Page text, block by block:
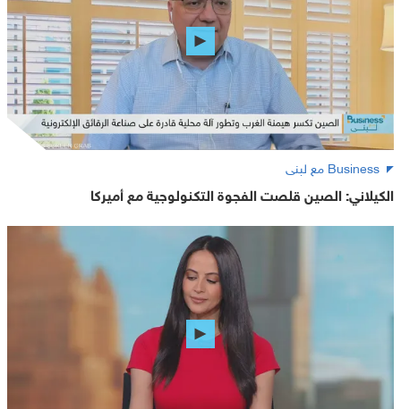
Business مع لبنى
الكيلاني: الصين قلصت الفجوة التكنولوجية مع أميركا